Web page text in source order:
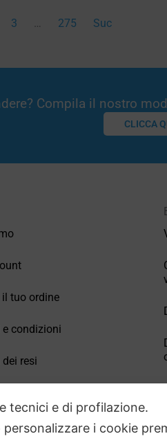
3 275 Suc
Compila il nostro
CLICCA
tuo ordine
e condizioni
resi
tecnici e di profilazione.
i cookie